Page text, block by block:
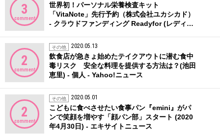
3
comment
世界初！パーソナル栄養検査キット
「VitaNote」先行予約（株式会社ユカシカド）
- クラウドファンディング Readyfor (レディ…
2
comment
その他 2020.05.13
飲食店が急きょ始めたテイクアウトに潜む食中
毒リスク 安全な料理を提供する方法は？(池田
恵里) - 個人 - Yahoo!ニュース
2
comment
その他 2020.05.01
こどもに食べさせたい食事パン『emini』がパ
ンで笑顔を増やす「顔パン部」スタート (2020
年4月30日) - エキサイトニュース